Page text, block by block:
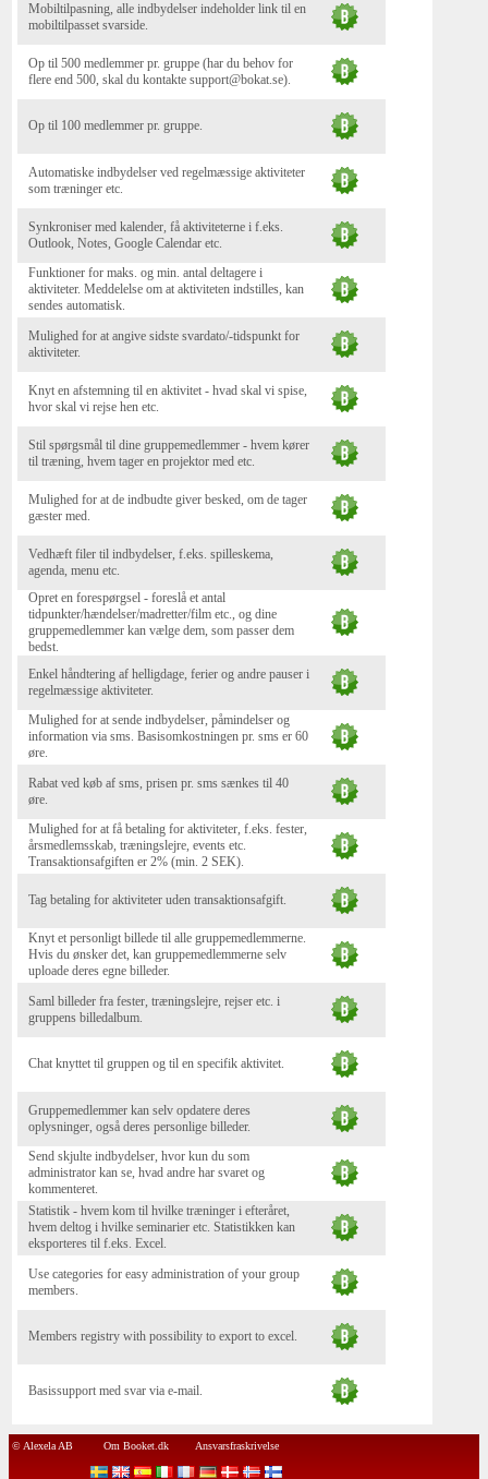
Mobiltilpasning, alle indbydelser indeholder link til en
mobiltilpasset svarside.
Op til 500 medlemmer pr. gruppe (har du behov for
flere end 500, skal du kontakte support@bokat.se).
Op til 100 medlemmer pr. gruppe.
Automatiske indbydelser ved regelmæssige aktiviteter
som træninger etc.
Synkroniser med kalender, få aktiviteterne i f.eks.
Outlook, Notes, Google Calendar etc.
Funktioner for maks. og min. antal deltagere i
aktiviteter. Meddelelse om at aktiviteten indstilles, kan
sendes automatisk.
Mulighed for at angive sidste svardato/-tidspunkt for
aktiviteter.
Knyt en afstemning til en aktivitet - hvad skal vi spise,
hvor skal vi rejse hen etc.
Stil spørgsmål til dine gruppemedlemmer - hvem kører
til træning, hvem tager en projektor med etc.
Mulighed for at de indbudte giver besked, om de tager
gæster med.
Vedhæft filer til indbydelser, f.eks. spilleskema,
agenda, menu etc.
Opret en forespørgsel - foreslå et antal
tidpunkter/hændelser/madretter/film etc., og dine
gruppemedlemmer kan vælge dem, som passer dem
bedst.
Enkel håndtering af helligdage, ferier og andre pauser i
regelmæssige aktiviteter.
Mulighed for at sende indbydelser, påmindelser og
information via sms. Basisomkostningen pr. sms er 60
øre.
Rabat ved køb af sms, prisen pr. sms sænkes til 40
øre.
Mulighed for at få betaling for aktiviteter, f.eks. fester,
årsmedlemsskab, træningslejre, events etc.
Transaktionsafgiften er 2% (min. 2 SEK).
Tag betaling for aktiviteter uden transaktionsafgift.
Knyt et personligt billede til alle gruppemedlemmerne.
Hvis du ønsker det, kan gruppemedlemmerne selv
uploade deres egne billeder.
Saml billeder fra fester, træningslejre, rejser etc. i
gruppens billedalbum.
Chat knyttet til gruppen og til en specifik aktivitet.
Gruppemedlemmer kan selv opdatere deres
oplysninger, også deres personlige billeder.
Send skjulte indbydelser, hvor kun du som
administrator kan se, hvad andre har svaret og
kommenteret.
Statistik - hvem kom til hvilke træninger i efteråret,
hvem deltog i hvilke seminarier etc. Statistikken kan
eksporteres til f.eks. Excel.
Use categories for easy administration of your group
members.
Members registry with possibility to export to excel.
Basissupport med svar via e-mail.
© Alexela AB Om Booket.dk Ansvarsfraskrivelse